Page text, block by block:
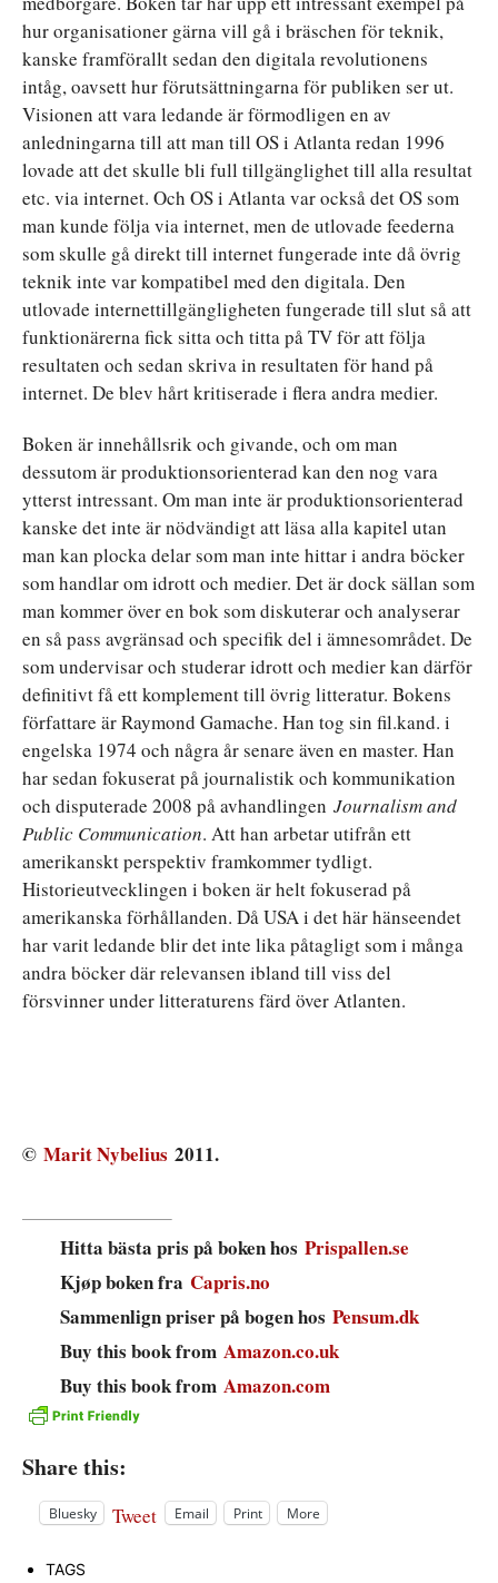
hur organisationer gärna vill gå i bräschen för teknik,
kanske framförallt sedan den digitala revolutionens
intåg, oavsett hur förutsättningarna för publiken ser ut.
Visionen att vara ledande är förmodligen en av
anledningarna till att man till OS i Atlanta redan 1996
lovade att det skulle bli full tillgänglighet till alla resultat
etc. via internet. Och OS i Atlanta var också det OS som
man kunde följa via internet, men de utlovade feederna
som skulle gå direkt till internet fungerade inte då övrig
teknik inte var kompatibel med den digitala. Den
utlovade internettillgängligheten fungerade till slut så att
funktionärerna fick sitta och titta på TV för att följa
resultaten och sedan skriva in resultaten för hand på
internet. De blev hårt kritiserade i flera andra medier.
Boken är innehållsrik och givande, och om man
dessutom är produktionsorienterad kan den nog vara
ytterst intressant. Om man inte är produktionsorienterad
kanske det inte är nödvändigt att läsa alla kapitel utan
man kan plocka delar som man inte hittar i andra böcker
som handlar om idrott och medier. Det är dock sällan som
man kommer över en bok som diskuterar och analyserar
en så pass avgränsad och specifik del i ämnesområdet. De
som undervisar och studerar idrott och medier kan därför
definitivt få ett komplement till övrig litteratur. Bokens
författare är Raymond Gamache. Han tog sin fil.kand. i
engelska 1974 och några år senare även en master. Han
har sedan fokuserat på journalistik och kommunikation
och disputerade 2008 på avhandlingen Journalism and
Public Communication. Att han arbetar utifrån ett
amerikanskt perspektiv framkommer tydligt.
Historieutvecklingen i boken är helt fokuserad på
amerikanska förhållanden. Då USA i det här hänseendet
har varit ledande blir det inte lika påtagligt som i många
andra böcker där relevansen ibland till viss del
försvinner under litteraturens färd över Atlanten.
© Marit Nybelius 2011.
Hitta bästa pris på boken hos Prispallen.se
Kjøp boken fra Capris.no
Sammenlign priser på bogen hos Pensum.dk
Buy this book from Amazon.co.uk
Buy this book from Amazon.com
Share this:
Bluesky Tweet Email Print More
TAGS